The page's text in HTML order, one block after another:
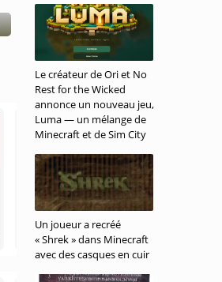
Melon
Sandbox
(MOD -
Méga Menu)
Melon
Sandbox - un
simulateur de
type sandbox
qui vous offre
World
Soccer
Champs
(MOD -
Débloqué)
Si vous
cherchez un
jeu d'arcade
pour Android
Le créateur de Ori et No
Rest for the Wicked
annonce un nouveau jeu,
Luma — un mélange de
Minecraft et de Sim City
Un joueur a recréé
« Shrek » dans Minecraft
avec des casques en cuir